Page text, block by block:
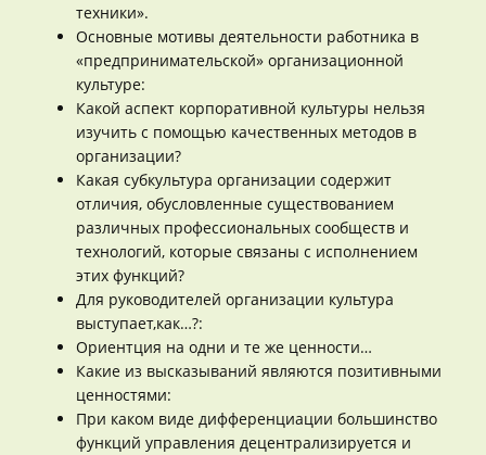
техники».
Основные мотивы деятельности работника в
«предпринимательской» организационной
культуре:
Какой аспект корпоративной культуры нельзя
изучить с помощью качественных методов в
организации?
Какая субкультура организации содержит
отличия, обусловленные существованием
различных профессиональных сообществ и
технологий, которые связаны с исполнением
этих функций?
Для руководителей организации культура
выступает,как…?:
Ориентция на одни и те же ценности…
Какие из высказываний являются позитивными
ценностями:
При каком виде дифференциации большинство
функций управления децентрализируется и